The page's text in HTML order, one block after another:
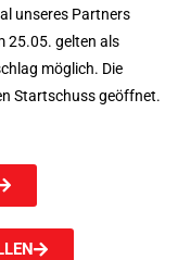
unseres Partners
25.05. gelten als
möglich. Die
Startschuss geöffnet.